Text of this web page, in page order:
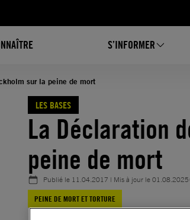
S’INFORMER
sur la peine de mort
LES BASES
La Déclaration
peine de mort
Publié le 11.04.2017 | Mis à jour le01.08.2025
PEINE DE MORT ET TORTURE